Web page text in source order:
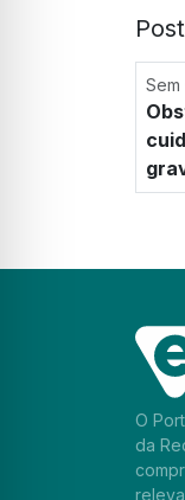
O
da